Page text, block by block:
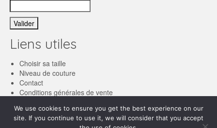
Liens utiles
Choisir sa taille
Niveau de couture
Contact
Conditions générales de vente
We use cookies to ensure you get the best experience on our
site. If you continue to use it, we will consider that you accept